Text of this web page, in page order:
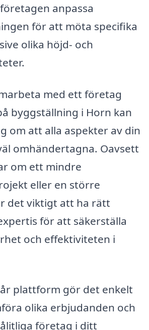
anpassa
för att möta specifika
olika höjd- och
med ett företag
byggställning i Horn kan
om att alla aspekter av din
omhändertagna. Oavsett
om ett mindre
eller en större
det viktigt att ha rätt
för att säkerställa
och effektiviteten i
plattform gör det enkelt
olika erbjudanden och
företag i ditt